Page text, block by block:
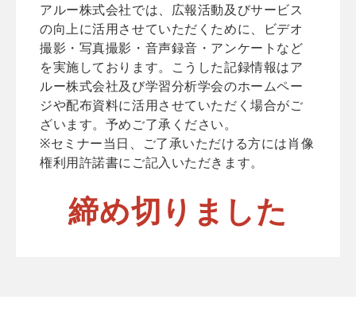
アルー株式会社では、広報活動及びサービス
の向上に活用させていただくために、ビデオ
撮影・写真撮影・音声録音・アンケートなど
を実施しております。こうした記録情報はア
ルー株式会社及び学習分析学会のホームペー
ジや配布資料に活用させていただく場合がご
ざいます。予めご了承ください。
※セミナー当日、ご了承いただける方には肖像
権利用許諾書にご記入いただきます。
締め切りました